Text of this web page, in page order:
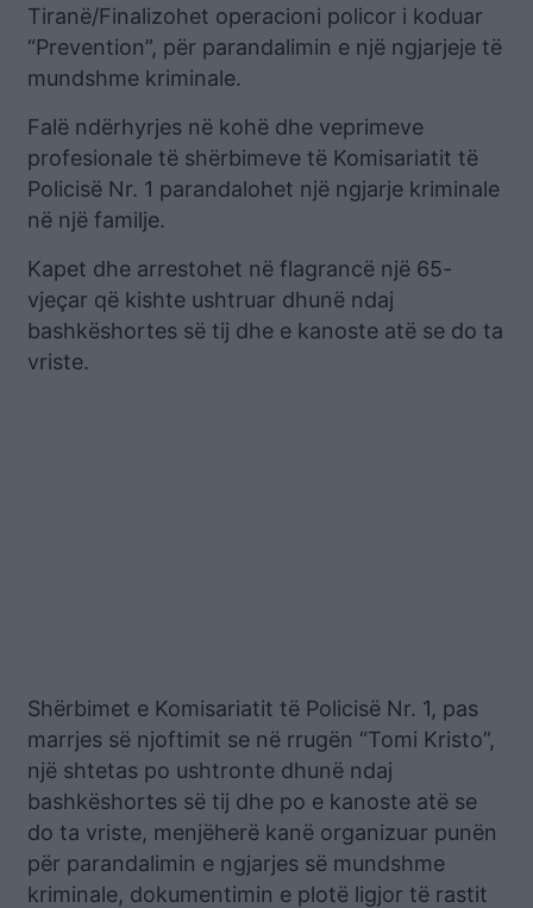
Tiranë/Finalizohet operacioni policor i koduar
“Prevention”, për parandalimin e një ngjarjeje të
mundshme kriminale.
Falë ndërhyrjes në kohë dhe veprimeve
profesionale të shërbimeve të Komisariatit të
Policisë Nr. 1 parandalohet një ngjarje kriminale
në një familje.
Kapet dhe arrestohet në flagrancë një 65-
vjeçar që kishte ushtruar dhunë ndaj
bashkëshortes së tij dhe e kanoste atë se do ta
vriste.
Shërbimet e Komisariatit të Policisë Nr. 1, pas
marrjes së njoftimit se në rrugën “Tomi Kristo”,
një shtetas po ushtronte dhunë ndaj
bashkëshortes së tij dhe po e kanoste atë se
do ta vriste, menjëherë kanë organizuar punën
për parandalimin e ngjarjes së mundshme
kriminale, dokumentimin e plotë ligjor të rastit